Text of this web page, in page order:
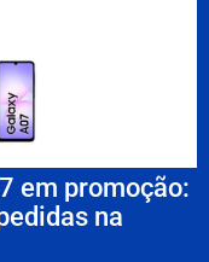
em promoção:
na